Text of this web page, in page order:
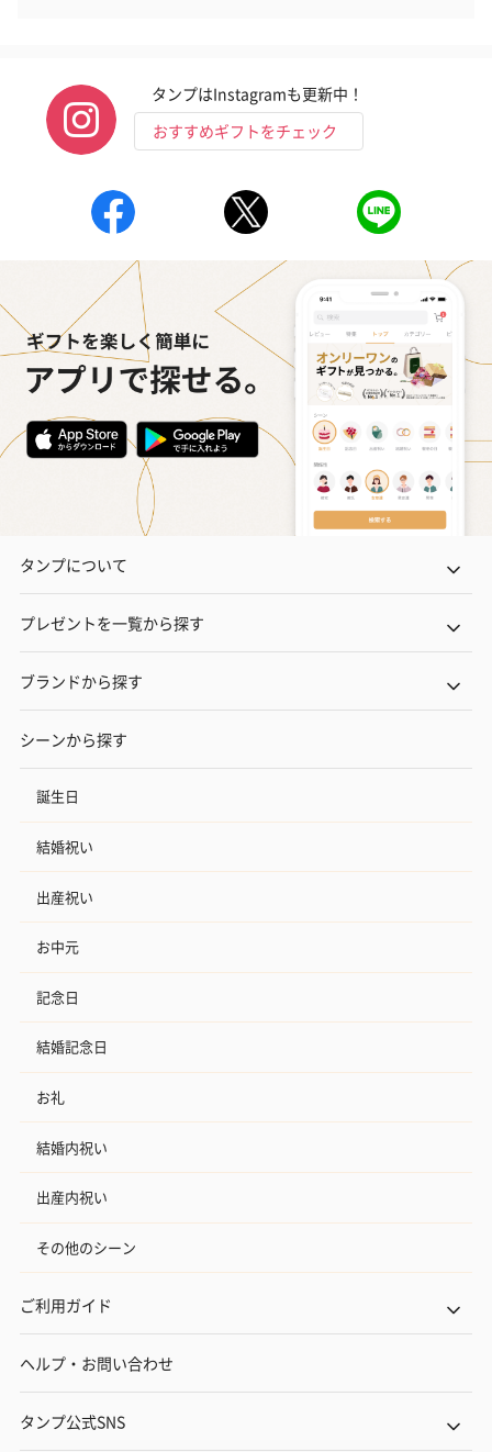
タンプはInstagramも更新中！
おすすめギフトをチェック
タンプについて
プレゼントを一覧から探す
ブランドから探す
シーンから探す
誕生日
結婚祝い
出産祝い
お中元
記念日
結婚記念日
お礼
結婚内祝い
出産内祝い
その他のシーン
ご利用ガイド
ヘルプ・お問い合わせ
タンプ公式SNS